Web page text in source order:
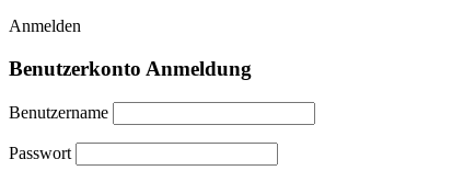
Anmelden
Benutzerkonto Anmeldung
Benutzername
Passwort